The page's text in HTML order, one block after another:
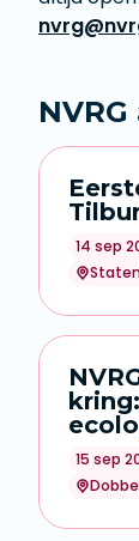
14 sep
15 sep